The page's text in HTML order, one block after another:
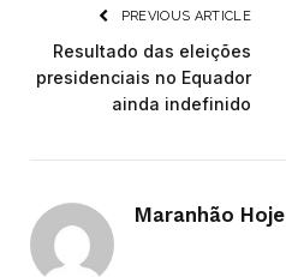
PREVIOUS ARTICLE
Resultado das eleições
presidenciais no Equador
ainda indefinido
Maranhão Hoje